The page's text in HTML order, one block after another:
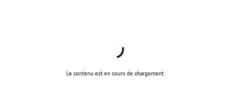
Le contenu est en cours de chargement